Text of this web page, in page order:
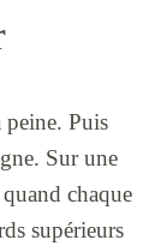
peine. Puis
Sur une
chaque
supérieurs